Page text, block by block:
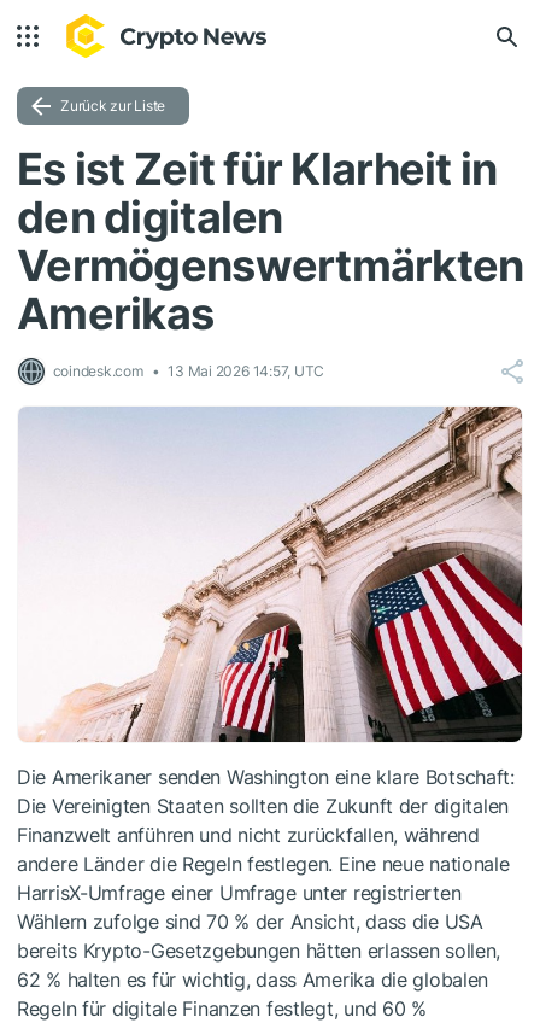
Zurück zur Liste
Es ist Zeit für Klarheit in
den digitalen
Vermögenswertmärkten
Amerikas
coindesk.com 13 Mai 2026 14:57, UTC
Die Amerikaner senden Washington eine klare Botschaft:
Die Vereinigten Staaten sollten die Zukunft der digitalen
Finanzwelt anführen und nicht zurückfallen, während
andere Länder die Regeln festlegen. Eine neue nationale
HarrisX-Umfrage einer Umfrage unter registrierten
Wählern zufolge sind 70 % der Ansicht, dass die USA
bereits Krypto-Gesetzgebungen hätten erlassen sollen,
62 % halten es für wichtig, dass Amerika die globalen
Regeln für digitale Finanzen festlegt, und 60 %